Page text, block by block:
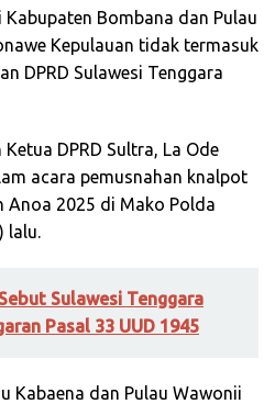
Kabupaten Bombana dan Pulau
Kepulauan tidak termasuk
DPRD Sulawesi Tenggara
DPRD Sultra, La Ode
acara pemusnahan knalpot
Anoa 2025 di Mako Polda
lalu.
Sulawesi Tenggara
Pasal 33 UUD 1945
Kabaena dan Pulau Wawonii